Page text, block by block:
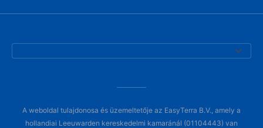
A weboldal tulajdonosa és üzemeltetője az EasyTerra B.V., amely a
hollandiai Leeuwarden kereskedelmi kamaránál (01104443) van